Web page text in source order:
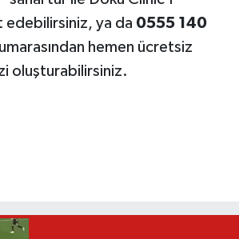
edebilirsiniz, ya da 0555 140
hemen ücretsiz
oluşturabilirsiniz.